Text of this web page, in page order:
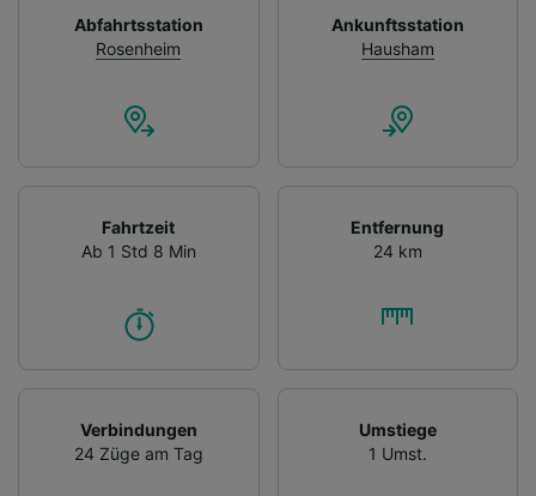
Abfahrtsstation
Rosenheim
Ankunftsstation
Hausham
Fahrtzeit
Ab 1 Std 8 Min
Entfernung
24 km
Verbindungen
24 Züge am Tag
Umstiege
1 Umst.